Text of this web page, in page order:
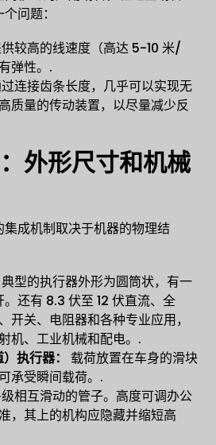
问题：
较高的线速度（高达 5-10 米/
弹性。.
连接齿条长度，几乎可以实现无
质量的传动装置，以尽量减少反
外形尺寸和机械
成机制取决于机器的物理结
典型的执行器外形为圆筒状，有一
还有 8.3 伏至 12 伏直流、全
开关、电阻器和各种专业应用，
机、工业机械和配电。.
执行器：
载荷放置在车身的滑块
承受瞬间载荷。.
相互滑动的管子。高度可调办公
，其上的机构应隐藏并缩短高